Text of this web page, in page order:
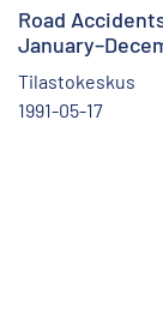
Road
Tilastokeskus
1991-05-17